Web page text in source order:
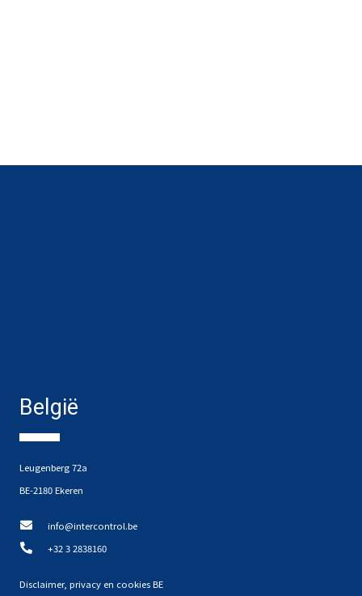
België
Leugenberg 72a
BE-2180 Ekeren
info@intercontrol.be
+32 3 2838160
Disclaimer, privacy en cookies BE